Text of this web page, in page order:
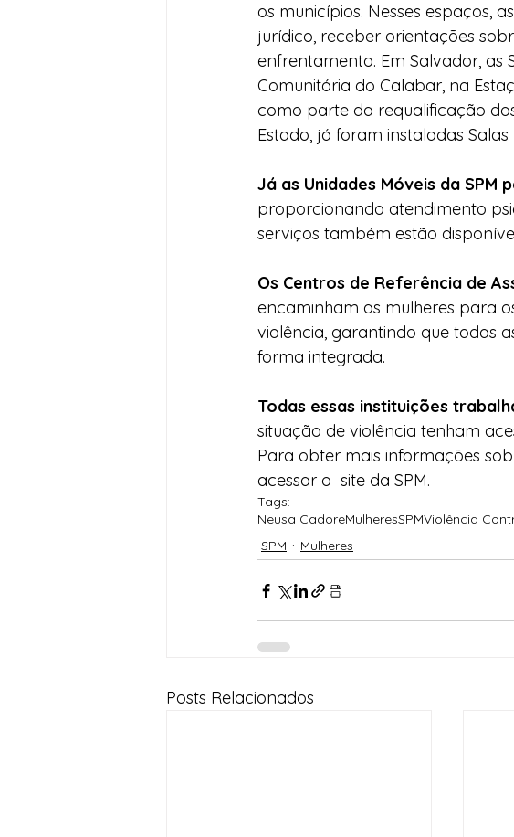
os municípios. Nesses espaços,
jurídico, receber orientações
enfrentamento. Em Salvador, as
Comunitária do Calabar, na
como parte da requalificação
Estado, já foram instaladas
Já as Unidades Móveis da
proporcionando atendimento
serviços também estão
Os Centros de Referência de
encaminham as mulheres para
violência, garantindo que todas
forma integrada.
Todas essas instituições
situação de violência tenham
Para obter mais informações
acessar o  site da SPM.
Tags:
Neusa CadoreMulheresSPMViolência
SPM
Mulheres
Posts Relacionados